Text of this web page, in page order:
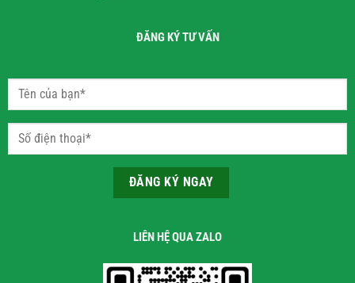
ĐĂNG KÝ TƯ VẤN
LIÊN HỆ QUA ZALO